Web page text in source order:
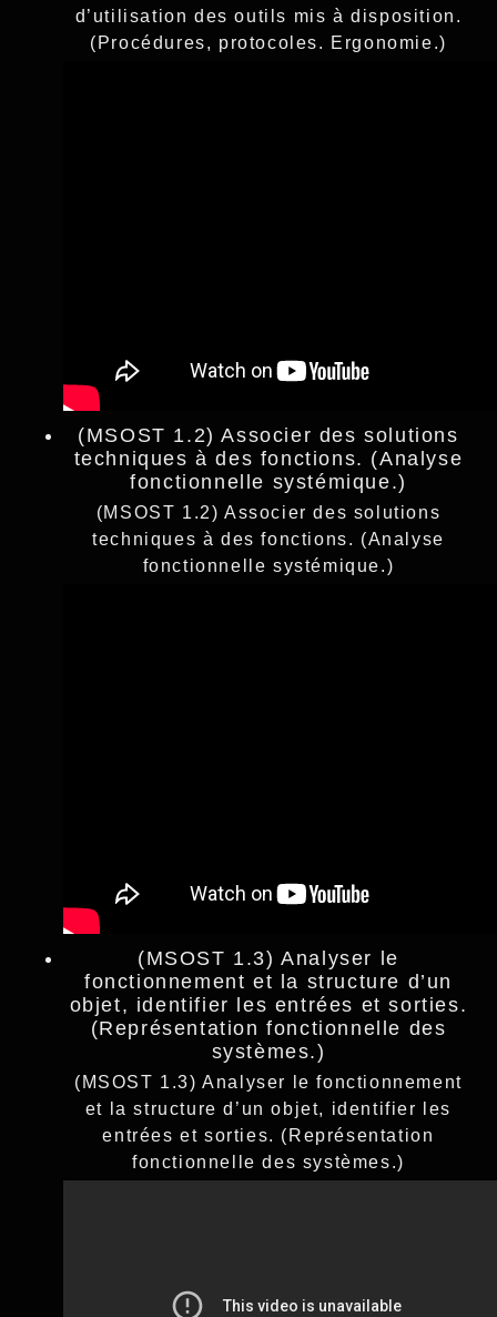
d’utilisation des outils mis à disposition.
(Procédures, protocoles. Ergonomie.)
(MSOST 1.2) Associer des solutions
techniques à des fonctions. (Analyse
fonctionnelle systémique.)
(MSOST 1.2) Associer des solutions
techniques à des fonctions. (Analyse
fonctionnelle systémique.)
(MSOST 1.3) Analyser le
fonctionnement et la structure d’un
objet, identifier les entrées et sorties.
(Représentation fonctionnelle des
systèmes.)
(MSOST 1.3) Analyser le fonctionnement
et la structure d’un objet, identifier les
entrées et sorties. (Représentation
fonctionnelle des systèmes.)